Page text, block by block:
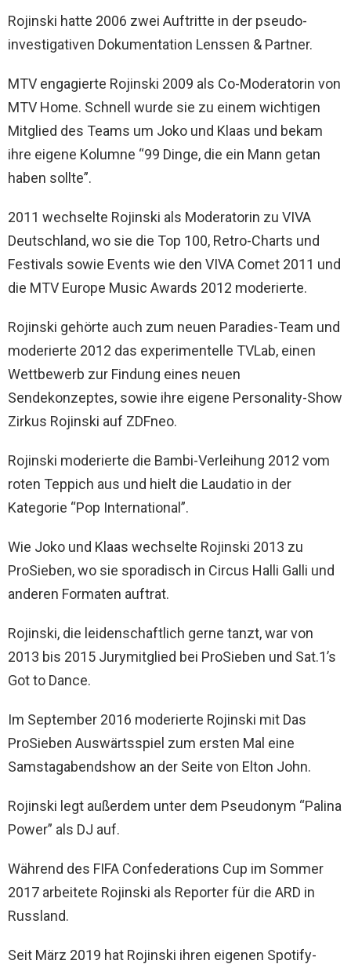
Rojinski hatte 2006 zwei Auftritte in der pseudo-
investigativen Dokumentation Lenssen & Partner.
MTV engagierte Rojinski 2009 als Co-Moderatorin von
MTV Home. Schnell wurde sie zu einem wichtigen
Mitglied des Teams um Joko und Klaas und bekam
ihre eigene Kolumne “99 Dinge, die ein Mann getan
haben sollte”.
2011 wechselte Rojinski als Moderatorin zu VIVA
Deutschland, wo sie die Top 100, Retro-Charts und
Festivals sowie Events wie den VIVA Comet 2011 und
die MTV Europe Music Awards 2012 moderierte.
Rojinski gehörte auch zum neuen Paradies-Team und
moderierte 2012 das experimentelle TVLab, einen
Wettbewerb zur Findung eines neuen
Sendekonzeptes, sowie ihre eigene Personality-Show
Zirkus Rojinski auf ZDFneo.
Rojinski moderierte die Bambi-Verleihung 2012 vom
roten Teppich aus und hielt die Laudatio in der
Kategorie “Pop International”.
Wie Joko und Klaas wechselte Rojinski 2013 zu
ProSieben, wo sie sporadisch in Circus Halli Galli und
anderen Formaten auftrat.
Rojinski, die leidenschaftlich gerne tanzt, war von
2013 bis 2015 Jurymitglied bei ProSieben und Sat.1’s
Got to Dance.
Im September 2016 moderierte Rojinski mit Das
ProSieben Auswärtsspiel zum ersten Mal eine
Samstagabendshow an der Seite von Elton John.
Rojinski legt außerdem unter dem Pseudonym “Palina
Power” als DJ auf.
Während des FIFA Confederations Cup im Sommer
2017 arbeitete Rojinski als Reporter für die ARD in
Russland.
Seit März 2019 hat Rojinski ihren eigenen Spotify-